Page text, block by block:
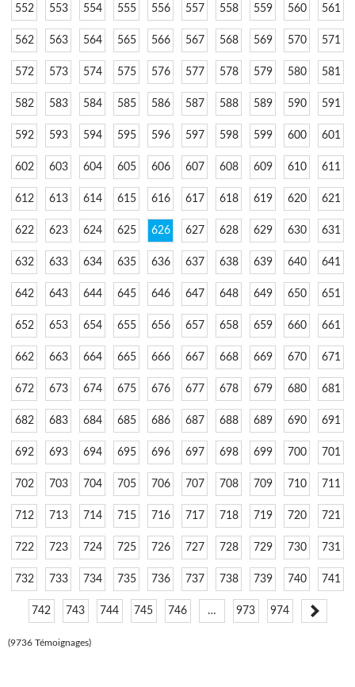
552 553 554 555 556 557 558 559 560 561
562 563 564 565 566 567 568 569 570 571
572 573 574 575 576 577 578 579 580 581
582 583 584 585 586 587 588 589 590 591
592 593 594 595 596 597 598 599 600 601
602 603 604 605 606 607 608 609 610 611
612 613 614 615 616 617 618 619 620 621
622 623 624 625 626 627 628 629 630 631
632 633 634 635 636 637 638 639 640 641
642 643 644 645 646 647 648 649 650 651
652 653 654 655 656 657 658 659 660 661
662 663 664 665 666 667 668 669 670 671
672 673 674 675 676 677 678 679 680 681
682 683 684 685 686 687 688 689 690 691
692 693 694 695 696 697 698 699 700 701
702 703 704 705 706 707 708 709 710 711
712 713 714 715 716 717 718 719 720 721
722 723 724 725 726 727 728 729 730 731
732 733 734 735 736 737 738 739 740 741
742 743 744 745 746 … 973 974
(9736 Témoignages)